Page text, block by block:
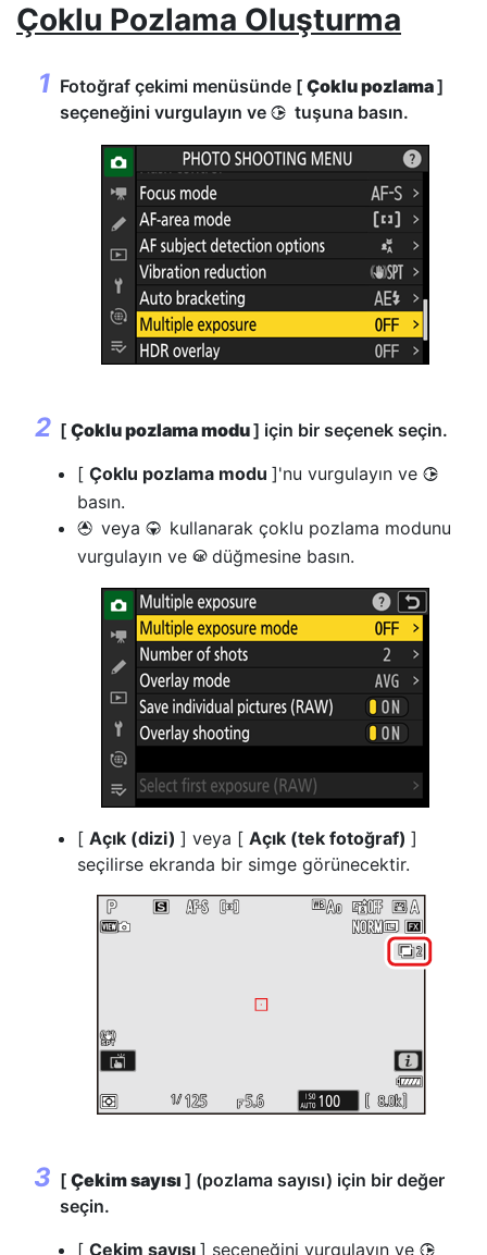
Çoklu Pozlama Oluşturma
Fotoğraf çekimi menüsünde [ Çoklu pozlama]
seçeneğini vurgulayın ve 2 tuşuna basın.
[ Çoklu pozlama modu] için bir seçenek seçin.
[ Çoklu pozlama modu ]'nu vurgulayın ve 2
basın.
1 veya 3 kullanarak çoklu pozlama modunu
vurgulayın ve J düğmesine basın.
[ Açık (dizi) ] veya [ Açık (tek fotoğraf) ]
seçilirse ekranda bir simge görünecektir.
[ Çekim sayısı ] (pozlama sayısı) için bir değer
seçin.
[ Çekim sayısı ] seçeneğini vurgulayın ve 2